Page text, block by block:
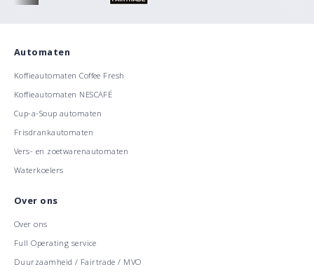
Automaten
Koffieautomaten Coffee Fresh
Koffieautomaten NESCAFÉ
Cup-a-Soup automaten
Frisdrankautomaten
Vers- en zoetwarenautomaten
Waterkoelers
Over ons
Over ons
Full Operating service
Duurzaamheid / Fairtrade / MVO